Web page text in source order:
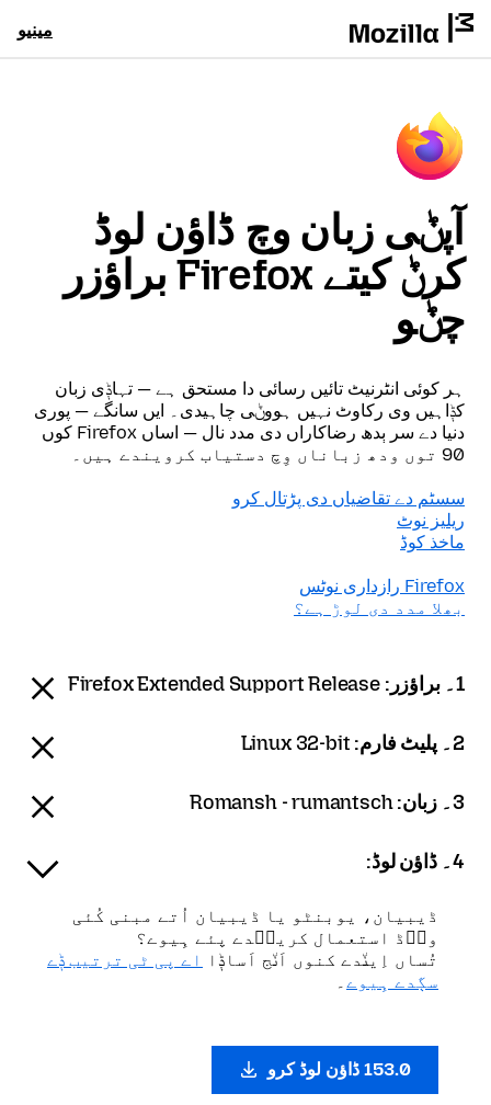
مینیو
آپݨی زبان وچ ڈاؤن لوڈ
کرݨ کیتے Firefox براؤزر
چݨو
ہر کوئی انٹرنیٹ تائیں رسائی دا مستحق ہے — تہاݙی زبان
کݙاہیں وی رکاوٹ نہیں ہووݨی چاہیدی۔ ایں سانگے — پوری
دنیا دے سر ٻدھ رضاکاراں دی مدد نال — اساں Firefox کوں
90 توں ودھ زباناں وِچ دستیاب کرویندے ہیں۔
سسٹم دے تقاضیاں دی پڑتال کرو
ریلیز نوٹ
ماخذ کوڈ
Firefox رازداری نوٹس
بھلا مدد دی لوڑ ہے؟
1۔ براؤزر: Firefox Extended Support Release
2۔ پلیٹ فارم: Linux 32-bit
3۔ زبان: Romansh - rumantsch
4۔ ڈاؤن لوڈ:
ڈیبیان، یوبنٹو یا ڈیبیان اُتے مبنی کُئی
ون٘ڈ استعمال کرین٘دے پئے ہِیوے؟
تُساں اِین٘دے کنوں اَن٘ج اَساݙا
اے پی ٹی ترتیب ݙے
سڳدے ہِیوے۔
153.0 ڈاؤن لوڈ کرو